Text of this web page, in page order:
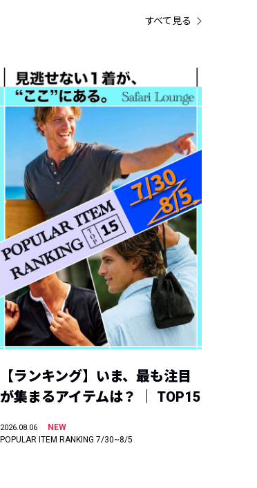
すべて見る
【ランキング】いま、最も注目
が集まるアイテムは？ ｜ TOP15
2026.08.06
NEW
POPULAR ITEM RANKING 7/30~8/5